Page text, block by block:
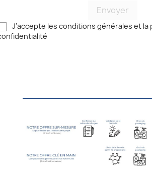
Envoyer
J'accepte les conditions générales et la